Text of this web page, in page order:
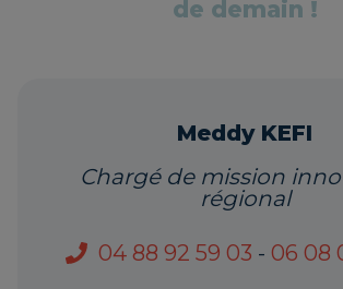
de demain !
Meddy KEFI
Chargé de mission
régional
04 88 92 59 03 - 06 08